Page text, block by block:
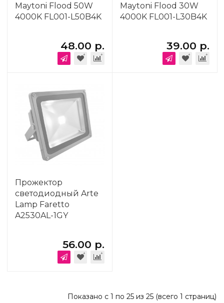
Maytoni Flood 50W
4000K FL001-L50B4K
48.00 р.
Maytoni Flood 30W
4000K FL001-L30B4K
39.00 р.
Прожектор
светодиодный Arte
Lamp Faretto
A2530AL-1GY
56.00 р.
Показано с 1 по 25 из 25 (всего 1 страниц)